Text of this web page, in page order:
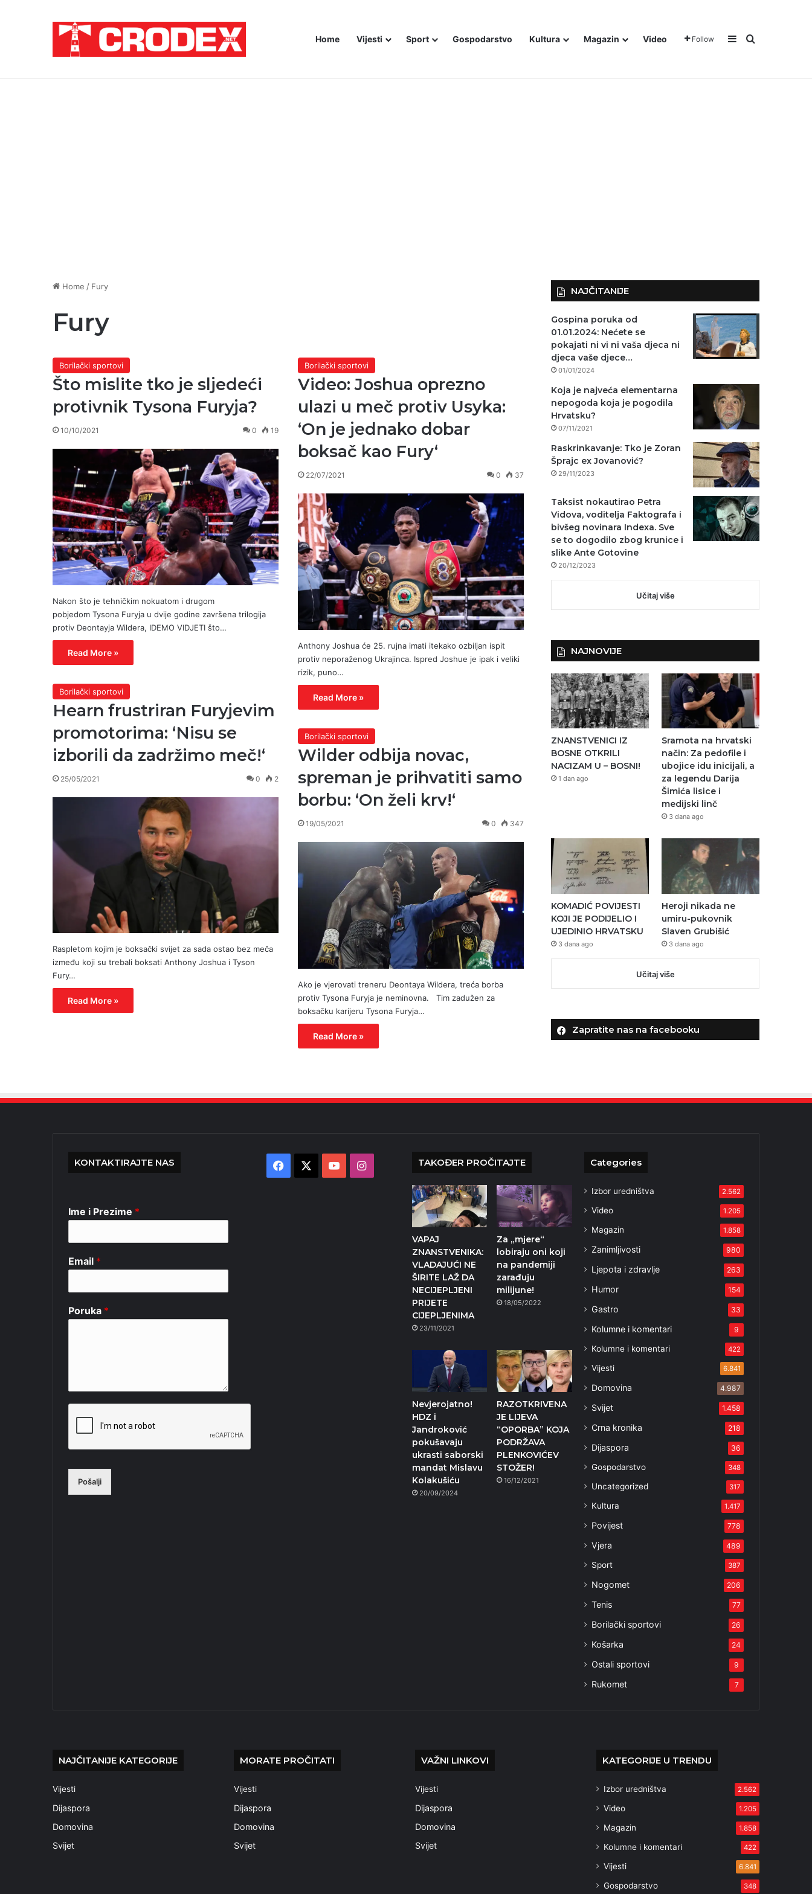
Home Vijesti Sport Gospodarstvo Kultura Magazin Video Follow Sidebar
Traži
Home / Fury
Fury
Borilački sportovi
Što mislite tko je sljedeći
protivnik Tysona Furyja?
10/10/2021 0 19
Nakon što je tehničkim nokuatom i drugom
pobjedom Tysona Furyja u dvije godine završena trilogija
protiv Deontayja Wildera, IDEMO VIDJETI što…
Read More »
Borilački sportovi
Video: Joshua oprezno
ulazi u meč protiv Usyka:
‘On je jednako dobar
boksač kao Fury‘
22/07/2021 0 37
Anthony Joshua će 25. rujna imati itekako ozbiljan ispit
protiv neporaženog Ukrajinca. Ispred Joshue je ipak i veliki
rizik, puno…
Read More »
Borilački sportovi
Hearn frustriran Furyjevim
promotorima: ‘Nisu se
izborili da zadržimo meč!‘
25/05/2021 0 2
Raspletom kojim je boksački svijet za sada ostao bez meča
između koji su trebali boksati Anthony Joshua i Tyson
Fury…
Read More »
Borilački sportovi
Wilder odbija novac,
spreman je prihvatiti samo
borbu: ‘On želi krv!‘
19/05/2021 0 347
Ako je vjerovati treneru Deontaya Wildera, treća borba
protiv Tysona Furyja je neminovna. Tim zadužen za
boksačku karijeru Tysona Furyja…
Read More »
NAJČITANIJE
Gospina poruka od
01.01.2024: Nećete se
pokajati ni vi ni vaša djeca ni
djeca vaše djece…
01/01/2024
Koja je najveća elementarna
nepogoda koja je pogodila
Hrvatsku?
07/11/2021
Raskrinkavanje: Tko je Zoran
Šprajc ex Jovanović?
29/11/2023
Taksist nokautirao Petra
Vidova, voditelja Faktografa i
bivšeg novinara Indexa. Sve
se to dogodilo zbog krunice i
slike Ante Gotovine
20/12/2023
Učitaj više
NAJNOVIJE
ZNANSTVENICI IZ
BOSNE OTKRILI
NACIZAM U – BOSNI!
1 dan ago
Sramota na hrvatski
način: Za pedofile i
ubojice idu inicijali, a
za legendu Darija
Šimića lisice i
medijski linč
3 dana ago
KOMADIĆ POVIJESTI
KOJI JE PODIJELIO I
UJEDINIO HRVATSKU
3 dana ago
Heroji nikada ne
umiru-pukovnik
Slaven Grubišić
3 dana ago
Učitaj više
Zapratite nas na facebooku
KONTAKTIRAJTE NAS
Ime i Prezime *
Email *
Poruka *
Pošalji
Facebook YouTubeInstagram TAKOĐER PROČITAJTE
VAPAJ
ZNANSTVENIKA:
VLADAJUĆI NE
ŠIRITE LAŽ DA
NECIJEPLJENI
PRIJETE
CIJEPLJENIMA
23/11/2021
Za „mjere“
lobiraju oni koji
na pandemiji
zarađuju
milijune!
18/05/2022
Nevjerojatno!
HDZ i
Jandroković
pokušavaju
ukrasti saborski
mandat Mislavu
Kolakušiću
20/09/2024
RAZOTKRIVENA
JE LIJEVA
“OPORBA” KOJA
PODRŽAVA
PLENKOVIĆEV
STOŽER!
16/12/2021
Categories
Izbor uredništva 2.562
Video 1.205
Magazin 1.858
Zanimljivosti 980
Ljepota i zdravlje 263
Humor 154
Gastro 33
Kolumne i komentari 9
Kolumne i komentari 422
Vijesti 6.841
Domovina 4.987
Svijet 1.458
Crna kronika 218
Dijaspora 36
Gospodarstvo 348
Uncategorized 317
Kultura 1.417
Povijest 778
Vjera 489
Sport 387
Nogomet 206
Tenis 77
Borilački sportovi 26
Košarka 24
Ostali sportovi 9
Rukomet 7
NAJČITANIJE KATEGORIJE
Vijesti
Dijaspora
Domovina
Svijet
MORATE PROČITATI
Vijesti
Dijaspora
Domovina
Svijet
VAŽNI LINKOVI
Vijesti
Dijaspora
Domovina
Svijet
KATEGORIJE U TRENDU
Izbor uredništva 2.562
Video 1.205
Magazin 1.858
Kolumne i komentari 422
Vijesti 6.841
Gospodarstvo 348